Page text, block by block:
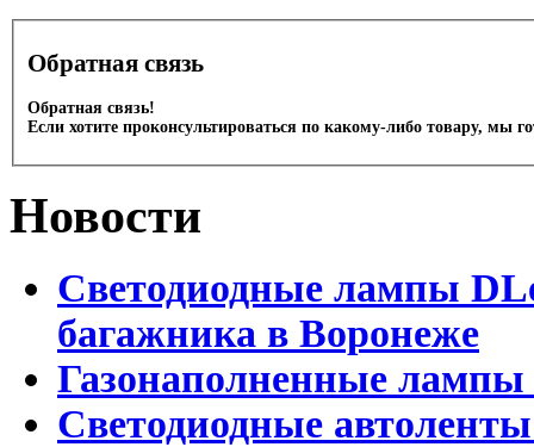
Обратная связь
Обратная связь!
Если хотите проконсультироваться по какому-либо товару, мы
Новости
Светодиодные лампы
багажника в Воронеже
Газонаполненные
Светодиодные